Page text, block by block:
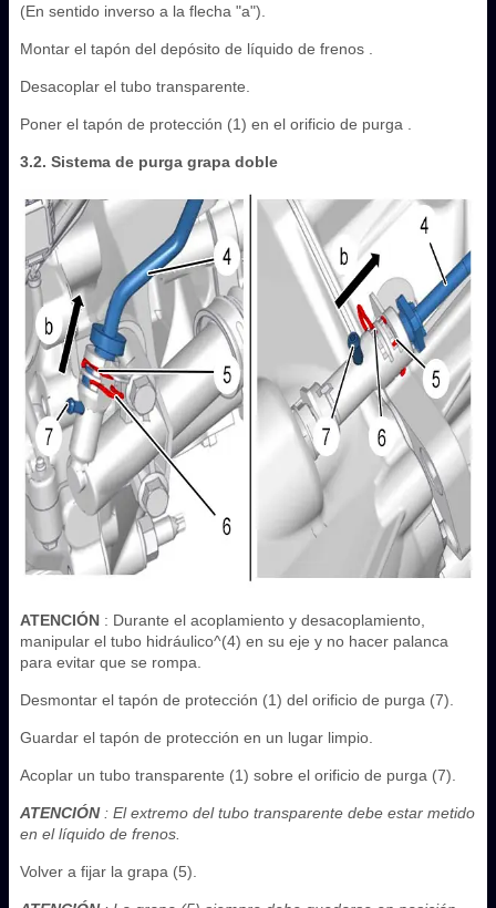
(En sentido inverso a la flecha "a").
Montar el tapón del depósito de líquido de frenos .
Desacoplar el tubo transparente.
Poner el tapón de protección (1) en el orificio de purga .
3.2. Sistema de purga grapa doble
ATENCIÓN : Durante el acoplamiento y desacoplamiento,
manipular el tubo hidráulico^(4) en su eje y no hacer palanca
para evitar que se rompa.
Desmontar el tapón de protección (1) del orificio de purga (7).
Guardar el tapón de protección en un lugar limpio.
Acoplar un tubo transparente (1) sobre el orificio de purga (7).
ATENCIÓN: El extremo del tubo transparente debe estar metido
en el líquido de frenos.
Volver a fijar la grapa (5).